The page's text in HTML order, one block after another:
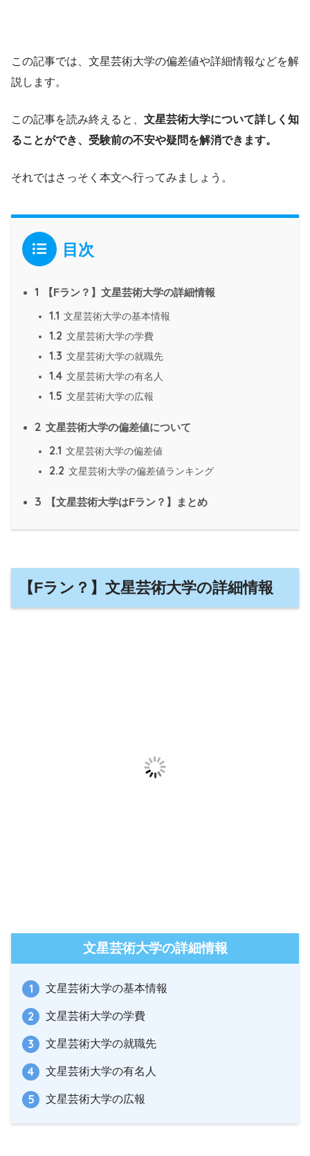
この記事では、文星芸術大学の偏差値や詳細情報などを解
説します。
この記事を読み終えると、 文星芸術大学について詳しく知
ることができ、受験前の不安や疑問を解消できます。
それではさっそく本文へ行ってみましょう。
目次
1 【Fラン？】文星芸術大学の詳細情報
1.1 文星芸術大学の基本情報
1.2 文星芸術大学の学費
1.3 文星芸術大学の就職先
1.4 文星芸術大学の有名人
1.5 文星芸術大学の広報
2 文星芸術大学の偏差値について
2.1 文星芸術大学の偏差値
2.2 文星芸術大学の偏差値ランキング
3 【文星芸術大学はFラン？】まとめ
【Fラン？】文星芸術大学の詳細情報
文星芸術大学の詳細情報
文星芸術大学の基本情報
文星芸術大学の学費
文星芸術大学の就職先
文星芸術大学の有名人
文星芸術大学の広報